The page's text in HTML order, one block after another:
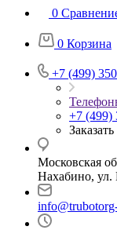
0
0 Корзина
+7 (499)
+7 (499)
Московская
Нахабино, ул.